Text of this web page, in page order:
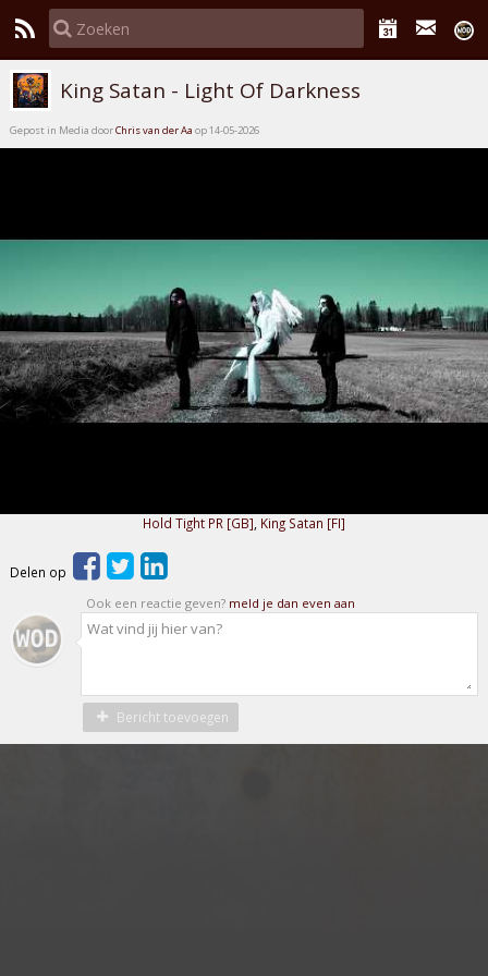
King Satan - Light Of Darkness
Gepost in Media doorChris van der Aa op 14-05-2026
Hold Tight PR [GB] King Satan [FI]
Delen op
Ook een reactie geven? meld je dan even aan
Bericht toevoegen